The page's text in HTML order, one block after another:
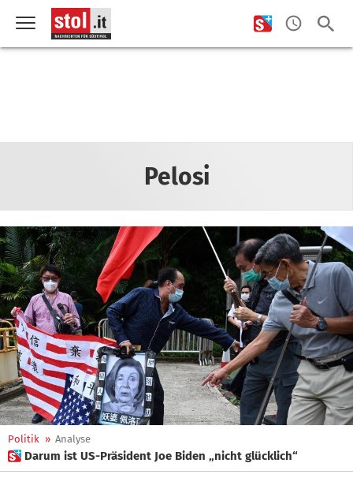
Pelosi
Politik » Analyse
 Darum ist US-Präsident Joe Biden „nicht glücklich“